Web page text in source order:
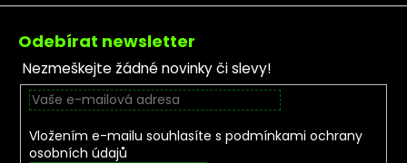
Zápatí
Odebírat newsletter
Nezmeškejte žádné novinky či slevy!
Vložením e-mailu souhlasíte s podmínkami ochrany
osobních údajů